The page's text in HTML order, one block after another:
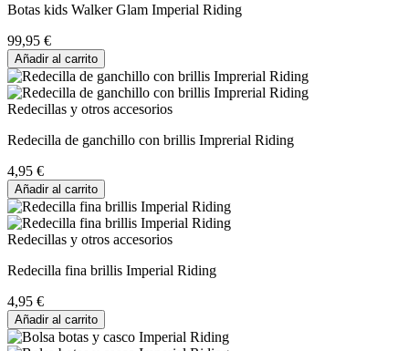
Botas kids Walker Glam Imperial Riding
99,95 €
Añadir al carrito
Redecillas y otros accesorios
Redecilla de ganchillo con brillis Imprerial Riding
4,95 €
Añadir al carrito
Redecillas y otros accesorios
Redecilla fina brillis Imperial Riding
4,95 €
Añadir al carrito